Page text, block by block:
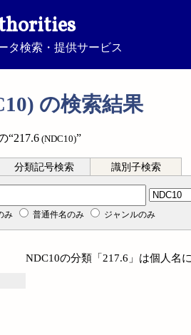
タ検索・提供サービス
の検索結果
“217.6 (NDC10)”
分類記号検索 識別子検索
み 普通件名のみ ジャンルのみ
NDC10の分類「217.6」は個人名